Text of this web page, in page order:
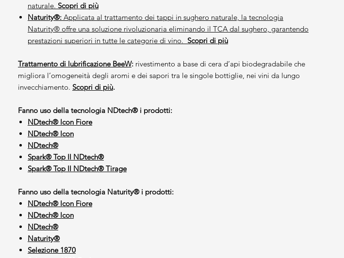
naturale. Scopri di più
Naturity®: Applicata al trattamento dei tappi in sughero naturale, la tecnologia
Naturity® offre una soluzione rivoluzionaria eliminando il TCA dal sughero, garantendo
prestazioni superiori in tutte le categorie di vino. Scopri di più
Trattamento di lubrificazione BeeW: rivestimento a base di cera d’api biodegradabile che
migliora l’omogeneità degli aromi e dei sapori tra le singole bottiglie, nei vini da lungo
invecchiamento. Scopri di più.
Fanno uso della tecnologia NDtech® i prodotti:
NDtech® Icon Fiore
NDtech® Icon
NDtech®
Spark® Top II NDtech®
Spark® Top II NDtech® Tirage
Fanno uso della tecnologia Naturity® i prodotti:
NDtech® Icon Fiore
NDtech® Icon
NDtech®
Naturity®
Selezione 1870